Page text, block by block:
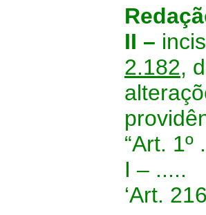
II –
2.182,
“Art. 1º
I – .....
‘Art.